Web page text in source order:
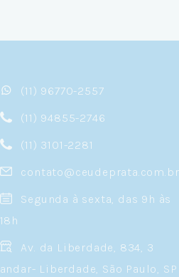
(11) 96770-2557
(11) 94855-2746
(11) 3101-2281
contato@ceudeprata.com.br
Segunda à sexta, das 9h às
18h
Av. da Liberdade, 834, 3
andar- Liberdade, São Paulo, SP